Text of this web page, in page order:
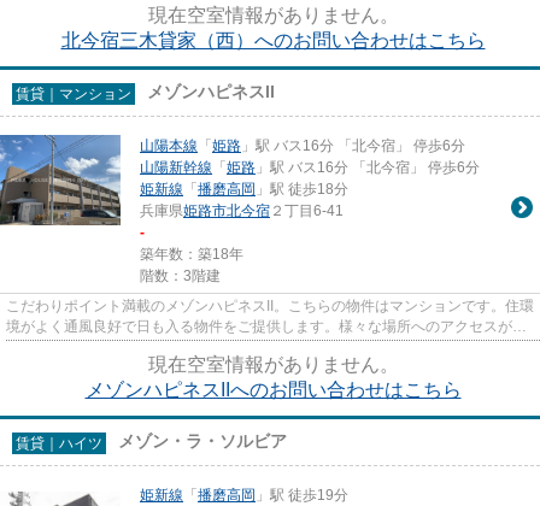
現在空室情報がありません。
北今宿三木貸家（西）へのお問い合わせはこちら
賃貸｜マンション メゾンハピネスII
山陽本線 「姫路 」駅 バス16分 「北今宿」 停歩6分
山陽新幹線 「姫路 」駅 バス16分 「北今宿」 停歩6分
姫新線 「播磨高岡 」駅 徒歩18分
兵庫県姫路市北今宿 ２丁目6-41
-
築年数：築18年
階数：3階建
こだわりポイント満載のメゾンハピネスII。こちらの物件はマンションです。住環
境がよく通風良好で日も入る物件をご提供します。様々な場所へのアクセスがし
やすくなる2駅利用可能な物...
現在空室情報がありません。
メゾンハピネスIIへのお問い合わせはこちら
賃貸｜ハイツ メゾン・ラ・ソルビア
姫新線 「播磨高岡 」駅 徒歩19分